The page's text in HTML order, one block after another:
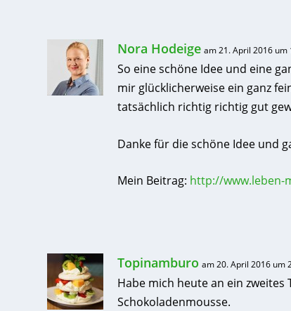
Nora Hodeige am 21. April 2016 um
So eine schöne Idee und eine
mir glücklicherweise ein ganz
tatsächlich richtig richtig gut
Danke für die schöne Idee und
Mein Beitrag: http://www.leben-
Topinamburo am 20. April 2016 um
Habe mich heute an ein
Schokoladenmousse.